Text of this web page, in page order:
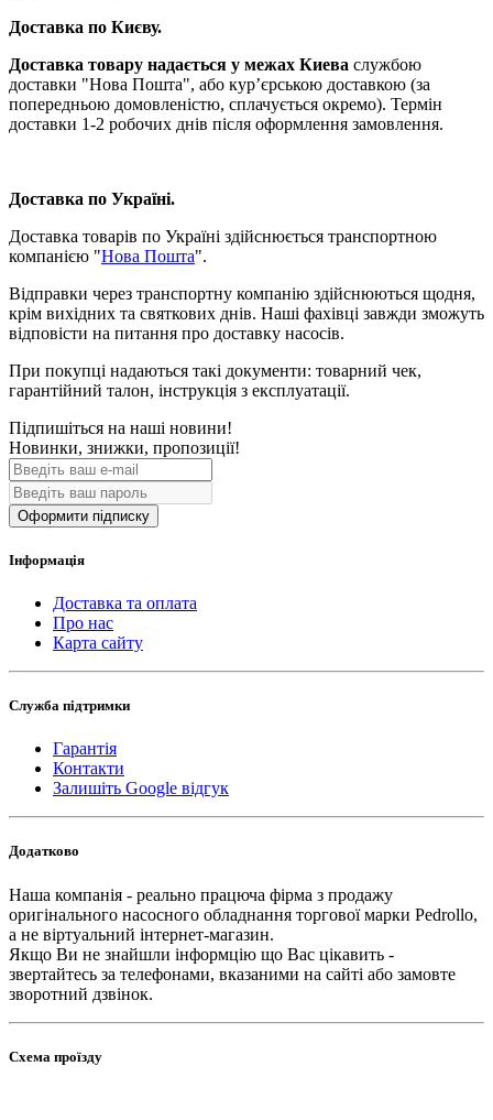
Доставка по Києву.
Доставка товару надається у межах Киева службою
доставки "Нова Пошта", або курʼєрською доставкою (за
попередньою домовленістю, сплачується окремо). Термін
доставки 1-2 робочих днів після оформлення замовлення.
Доставка по Україні.
Доставка товарів по Україні здійснюється транспортною
компанією "Нова Пошта".
Відправки через транспортну компанію здійснюються щодня,
крім вихідних та святкових днів. Наші фахівці завжди зможуть
відповісти на питання про доставку насосів.
При покупці надаються такі документи: товарний чек,
гарантійний талон, інструкція з експлуатації.
Підпишіться на наші новини!
Новинки, знижки, пропозиції!
Оформити підписку
Інформація
Доставка та оплата
Про нас
Карта сайту
Служба підтримки
Гарантія
Контакти
Залишіть Google відгук
Додатково
Наша компанія - реально працюча фірма з продажу
оригінального насосного обладнання торгової марки Pedrollo,
а не віртуальний інтернет-магазин.
Якщо Ви не знайшли інформцію що Вас цікавить -
звертайтесь за телефонами, вказаними на сайті або замовте
зворотний дзвінок.
Схема проїзду